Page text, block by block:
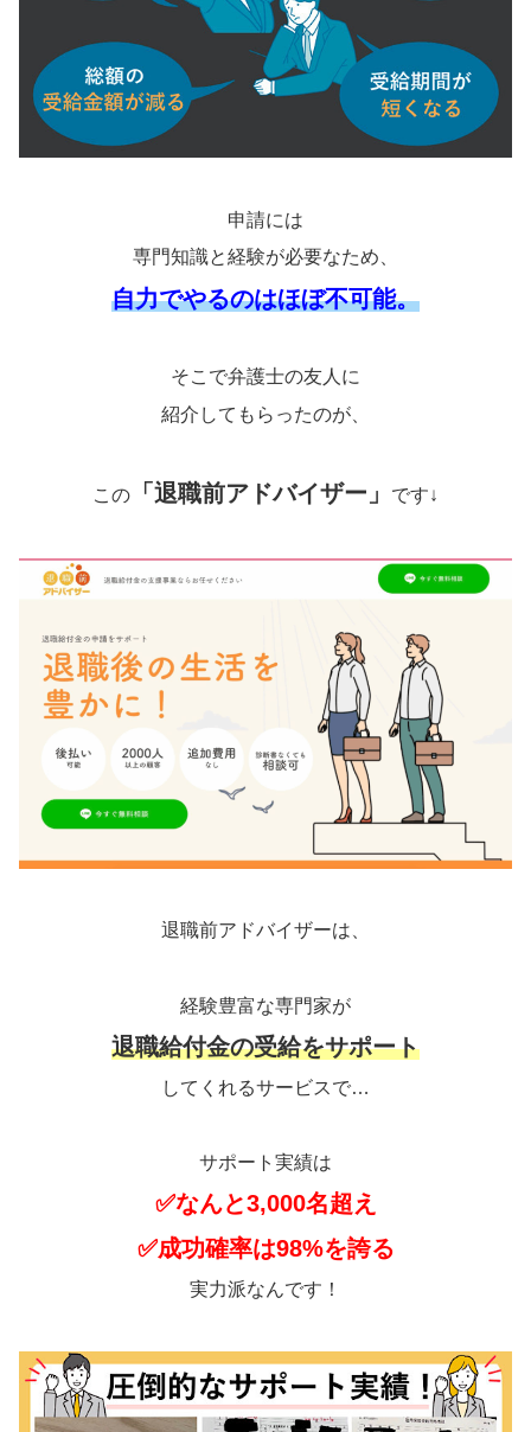
申請には
専門知識と経験が必要なため、
自力でやるのはほぼ不可能。
そこで弁護士の友人に
紹介してもらったのが、
この 「退職前アドバイザー」 です↓
退職前アドバイザーは、
経験豊富な専門家が
退職給付金の受給をサポート
してくれるサービスで…
サポート実績は
✅なんと3,000名超え
✅成功確率は98%を誇る
実力派なんです！